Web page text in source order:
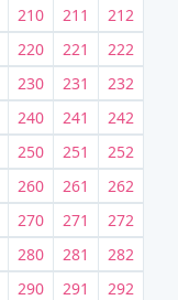
210 211
212
220 221
222
230 231
232
240 241
242
250 251
252
260 261
262
270 271
272
280 281
282
290 291
292